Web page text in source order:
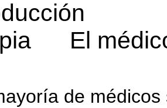
El
de médicos